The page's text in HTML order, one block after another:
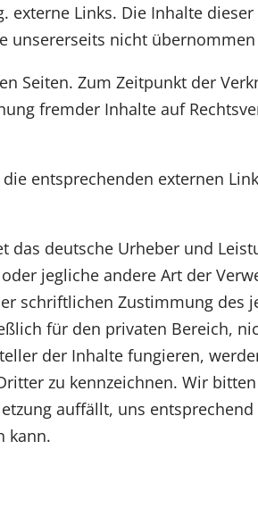
Links. Die Inhalte
unsererseits nicht
Seiten. Zum Zeitpunkt der
fremder Inhalte auf
entsprechenden externen
deutsche Urheber und
jegliche andere Art der
schriftlichen Zustimmung des
für den privaten Bereich,
der Inhalte fungieren,
zu kennzeichnen. Wir
auffällt, uns
kann.